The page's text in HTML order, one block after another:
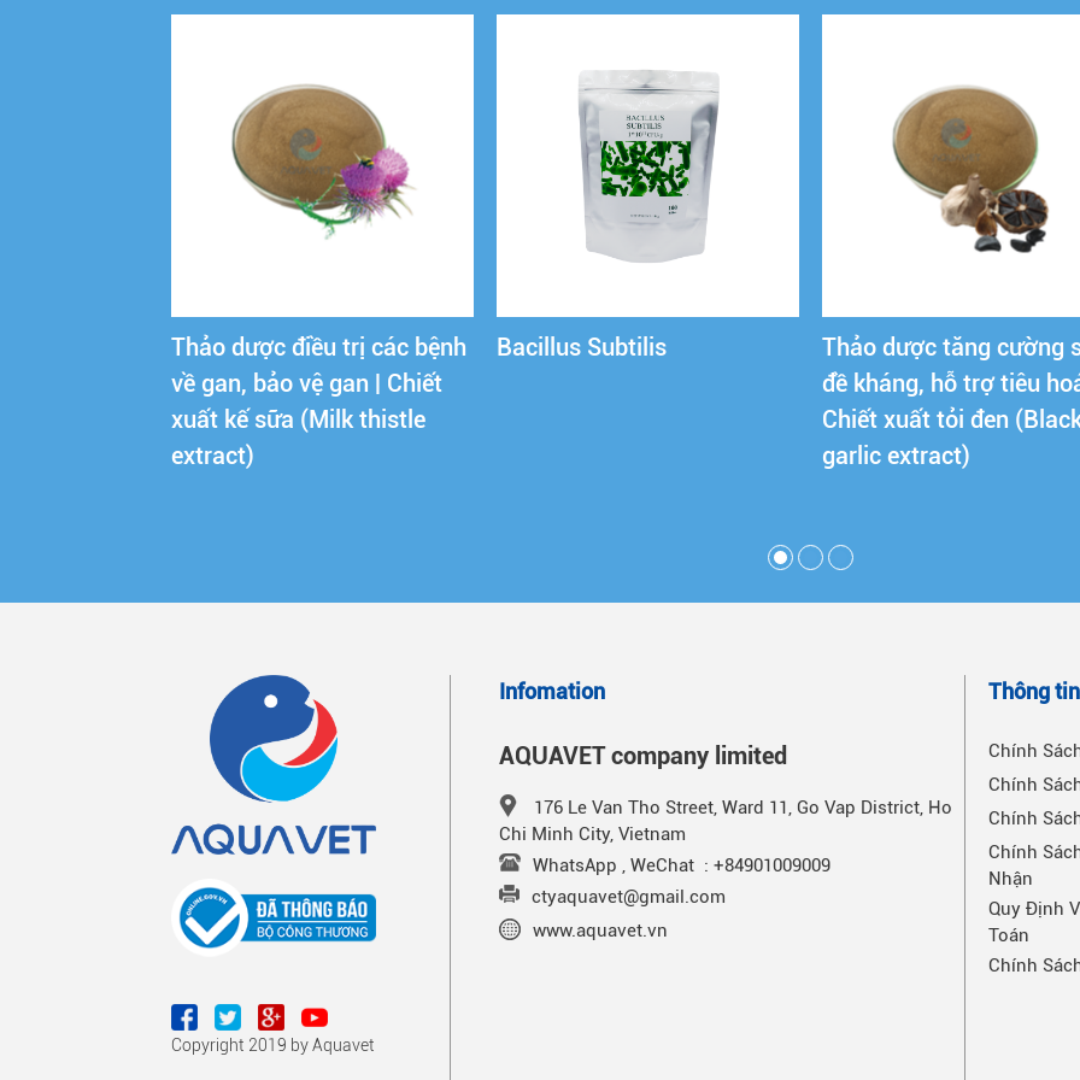
Thảo dược điều trị các bệnh
về gan, bảo vệ gan | Chiết
xuất kế sữa (Milk thistle
extract)
Bacillus Subtilis
Thảo dược tăng cường
đề kháng, hỗ trợ tiêu
Chiết xuất tỏi đen
garlic extract)
Copyright 2019 by Aquavet
Infomation
AQUAVET company limited
176 Le Van Tho Street, Ward 11, Go Vap District, Ho
Chi Minh City, Vietnam
WhatsApp , WeChat : +84901009009
ctyaquavet@gmail.com
www.aquavet.vn
Thông tin
Chính
Chính
Chính
Chính
Nhận
Quy Định
Toán
Chính